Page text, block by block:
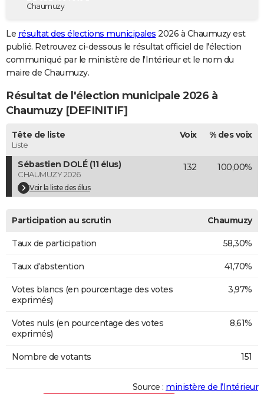
Destinations
City break
Voyage nature
Voyage de noces
Forum
GUIDES D'ACHAT
BONS PLANS
Carte de Noël
Carte Bonne année
Carte Saint-Valentin
Carte Pâques
Carte d'anniversaire
DICTIONNAIRE
Dictionnaire
Biographies
Citations
Expressions
Proverbes
PROGRAMME TV
COPAINS D'AVANT
S'inscrire
Se connecter
Lycées
Collèges
Primaires
Universités
Entreprises
Service militaire
Avis de recherche
AVIS DE DÉCÈS
Bricolage
Television
Chaumuzy
Le résultat des élections municipales 2026 à Chaumuzy est
publié. Retrouvez ci-dessous le résultat officiel de l'élection
communiqué par le ministère de l'Intérieur et le nom du
maire de Chaumuzy.
Résultat de l'élection municipale 2026 à
Chaumuzy [DEFINITIF]
Tête de liste
Liste
Voix % des voix
Sébastien DOLÉ (11 élus)
CHAUMUZY 2026
Voir la liste des élus
132 100,00%
Participation au scrutin Chaumuzy
Taux de participation 58,30%
Taux d'abstention 41,70%
Votes blancs (en pourcentage des votes
exprimés)
3,97%
Votes nuls (en pourcentage des votes
exprimés)
8,61%
Nombre de votants 151
Source : ministère de l’Intérieur